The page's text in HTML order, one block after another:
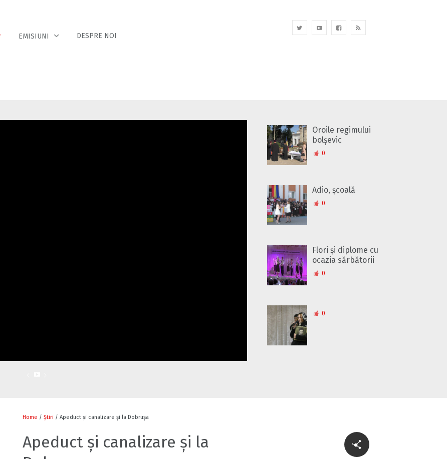
EMISIUNI DESPRE NOI
Oroile regimului
bolșevic
0
Adio, școală
0
Flori și diplome cu
ocazia sărbătorii
0
0
Home / Știri / Apeduct și canalizare și la Dobrușa
Apeduct și canalizare și la